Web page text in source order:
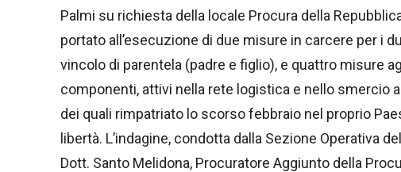
Palmi su richiesta della locale Procura della
portato all’esecuzione di due misure in carcere per i
vincolo di parentela (padre e figlio), e quattro misure
componenti, attivi nella rete logistica e nello smercio
dei quali rimpatriato lo scorso febbraio nel proprio
libertà. L’indagine, condotta dalla Sezione Operativa
Dott. Santo Melidona, Procuratore Aggiunto della